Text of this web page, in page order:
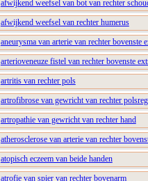
afwijkend weefsel van bot van rechter
afwijkend weefsel van rechter humerus
aneurysma van arterie van rechter bovenste
arterioveneuze fistel van rechter bovenste
artritis van rechter pols
artrofibrose van gewricht van rechter
artropathie van gewricht van rechter hand
atherosclerose van arterie van rechter
atopisch eczeem van beide handen
atrofie van spier van rechter bovenarm